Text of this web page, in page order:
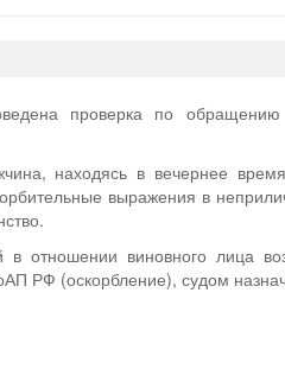
проверка по
находясь в вечернее
выражения в
в отношении виновного лица
РФ (оскорбление), судом